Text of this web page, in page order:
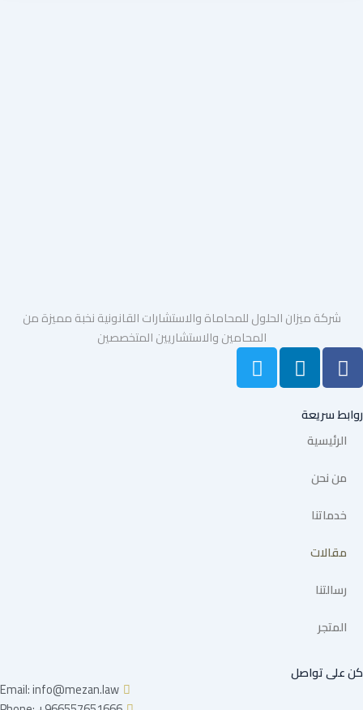
شركة ميزان الحلول للمحاماة والاستشارات القانونية نخبة مميزة من
المحامين والاستشاريين المتخصصين
F
a
c
e
b
o
o
L
i
n
T
w
i
روابط سريعة
الرئيسية
من نحن
خدماتنا
مقالات
رسالتنا
المتجر
كن على تواصل
Email: info@mezan.law